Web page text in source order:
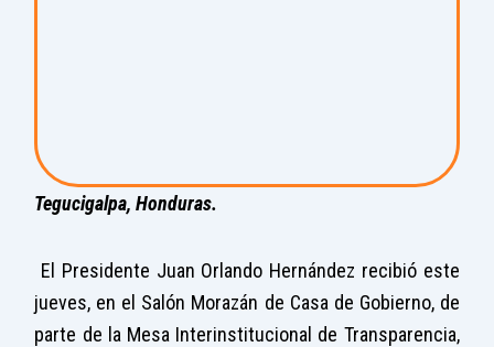
Tegucigalpa, Honduras.
El Presidente Juan Orlando Hernández recibió este
jueves, en el Salón Morazán de Casa de Gobierno, de
parte de la Mesa Interinstitucional de Transparencia,